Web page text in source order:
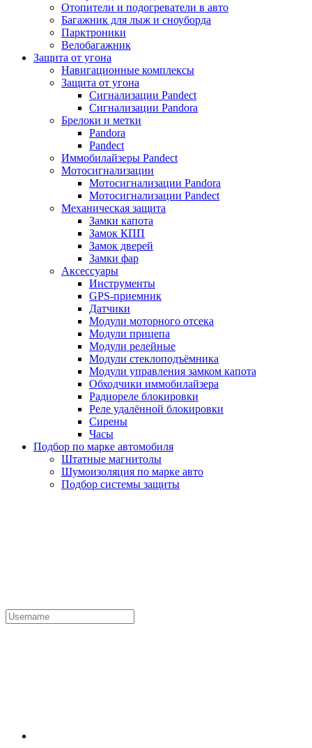
Отопители и подогреватели в авто
Багажник для лыж и сноуборда
Парктроники
Велобагажник
Защита от угона
Навигационные комплексы
Защита от угона
Сигнализации Pandect
Сигнализации Pandora
Брелоки и метки
Pandora
Pandect
Иммобилайзеры Pandect
Мотосигнализации
Мотосигнализации Pandora
Мотосигнализации Pandect
Механическая защита
Замки капота
Замок КПП
Замок дверей
Замки фар
Аксессуары
Инструменты
GPS-приемник
Датчики
Модули моторного отсека
Модули прицепа
Модули релейные
Модули стеклоподъёмника
Модули управления замком капота
Обходчики иммобилайзера
Радиореле блокировки
Реле удалённой блокировки
Сирены
Часы
Подбор по марке автомобиля
Штатные магнитолы
Шумоизоляция по марке авто
Подбор системы защиты